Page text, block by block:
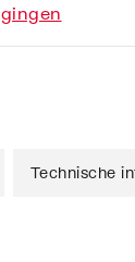
Technische